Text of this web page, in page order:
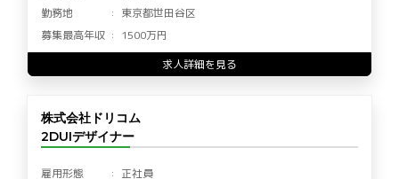
勤務地
東京都世田谷区
募集最高年収
1500万円
求人詳細を見る
株式会社ドリコム
2DUIデザイナー
雇用形態 正社員